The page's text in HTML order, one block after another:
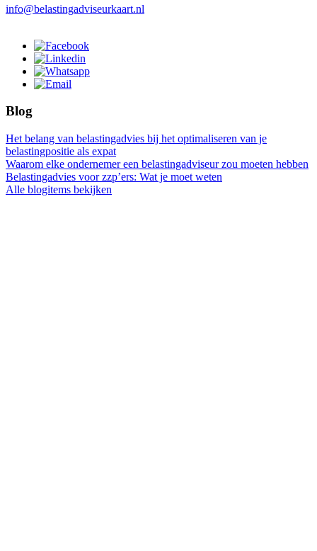
info@belastingadviseurkaart.nl
Blog
Het belang van belastingadvies bij het optimaliseren van je
belastingpositie als expat
Waarom elke ondernemer een belastingadviseur zou moeten hebben
Belastingadvies voor zzp’ers: Wat je moet weten
Alle blogitems bekijken